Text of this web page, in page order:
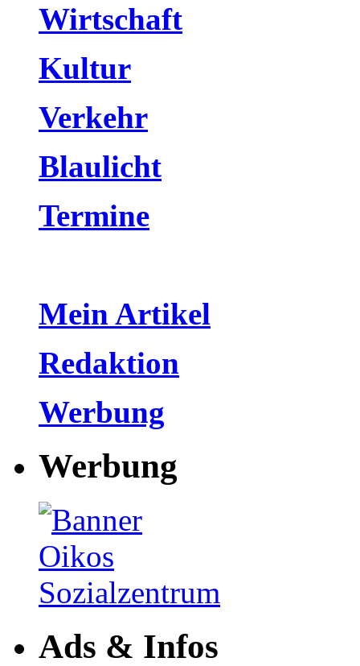
Wirtschaft
Kultur
Verkehr
Blaulicht
Termine
Mein Artikel
Redaktion
Werbung
Werbung
Ads & Infos